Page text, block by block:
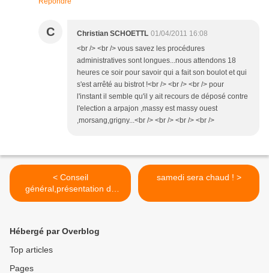
C Christian SCHOETTL 01/04/2011 16:08
<br /> <br /> vous savez les procédures
administratives sont longues...nous attendons 18
heures ce soir pour savoir qui a fait son boulot et qui
s'est arrêté au bistrot !<br /> <br /> <br /> pour
l'instant il semble qu'il y ait recours de déposé contre
l'election a arpajon ,massy est massy ouest
,morsang,grigny...<br /> <br /> <br /> <br />
< Conseil
général,présentation de
l'armée mexicaine
samedi sera chaud ! >
Hébergé par Overblog
Top articles
Pages